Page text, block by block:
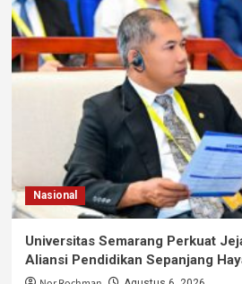
Nasional
Universitas Semarang Perkuat
Aliansi Pendidikan Sepanjang